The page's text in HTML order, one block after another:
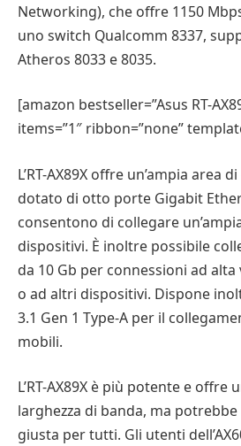
Networking), che offre 1150
uno switch Qualcomm 8337,
Atheros 8033 e 8035.
[amazon bestseller=”Asus RT-
items=”1″ ribbon=”none”
L’RT-AX89X offre un’ampia area
dotato di otto porte Gigabit
consentono di collegare
dispositivi. È inoltre possibile
da 10 Gb per connessioni ad
o ad altri dispositivi. Dispone
3.1 Gen 1 Type-A per il
mobili.
L’RT-AX89X è più potente e offre
larghezza di banda, ma
giusta per tutti. Gli utenti